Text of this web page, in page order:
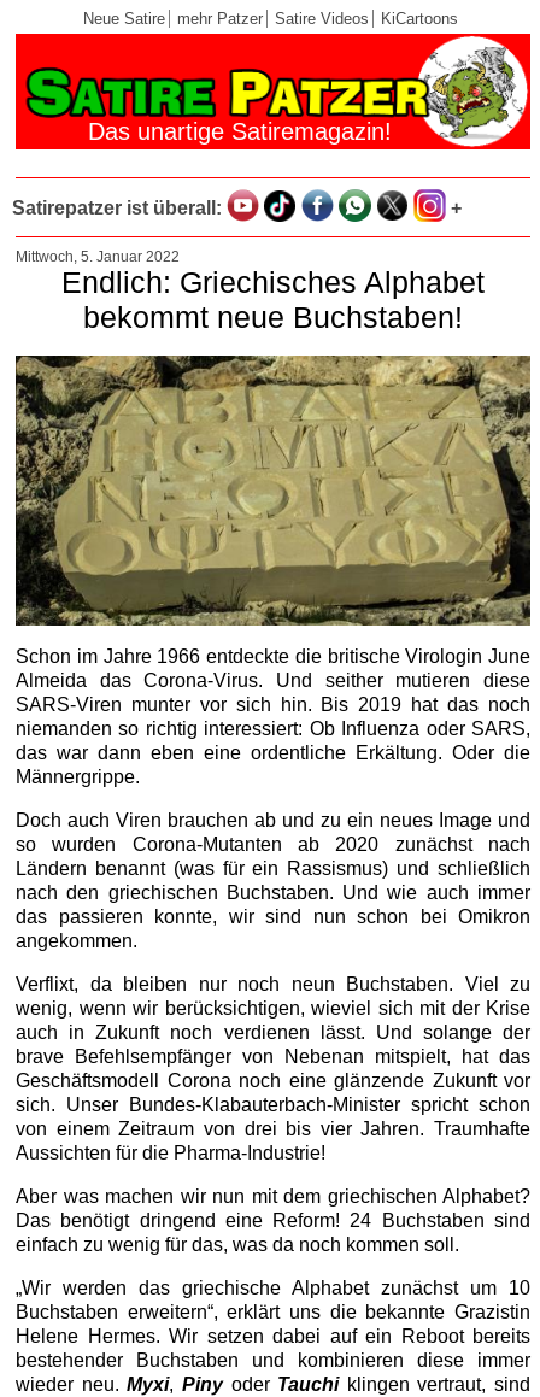
Neue Satire mehr Patzer Satire Videos KiCartoons
Das unartige Satiremagazin!
Satirepatzer ist überall: +
Mittwoch, 5. Januar 2022
Endlich: Griechisches Alphabet
bekommt neue Buchstaben!
Schon im Jahre 1966 entdeckte die britische Virologin June
Almeida das Corona-Virus. Und seither mutieren diese
SARS-Viren munter vor sich hin. Bis 2019 hat das noch
niemanden so richtig interessiert: Ob Influenza oder SARS,
das war dann eben eine ordentliche Erkältung. Oder die
Männergrippe.
Doch auch Viren brauchen ab und zu ein neues Image und
so wurden Corona-Mutanten ab 2020 zunächst nach
Ländern benannt (was für ein Rassismus) und schließlich
nach den griechischen Buchstaben. Und wie auch immer
das passieren konnte, wir sind nun schon bei Omikron
angekommen.
Verflixt, da bleiben nur noch neun Buchstaben. Viel zu
wenig, wenn wir berücksichtigen, wieviel sich mit der Krise
auch in Zukunft noch verdienen lässt. Und solange der
brave Befehlsempfänger von Nebenan mitspielt, hat das
Geschäftsmodell Corona noch eine glänzende Zukunft vor
sich. Unser Bundes-Klabauterbach-Minister spricht schon
von einem Zeitraum von drei bis vier Jahren. Traumhafte
Aussichten für die Pharma-Industrie!
Aber was machen wir nun mit dem griechischen Alphabet?
Das benötigt dringend eine Reform! 24 Buchstaben sind
einfach zu wenig für das, was da noch kommen soll.
„Wir werden das griechische Alphabet zunächst um 10
Buchstaben erweitern“, erklärt uns die bekannte Grazistin
Helene Hermes. Wir setzen dabei auf ein Reboot bereits
bestehender Buchstaben und kombinieren diese immer
wieder neu.Myxi, Pinyoder Tauchiklingen vertraut, sind